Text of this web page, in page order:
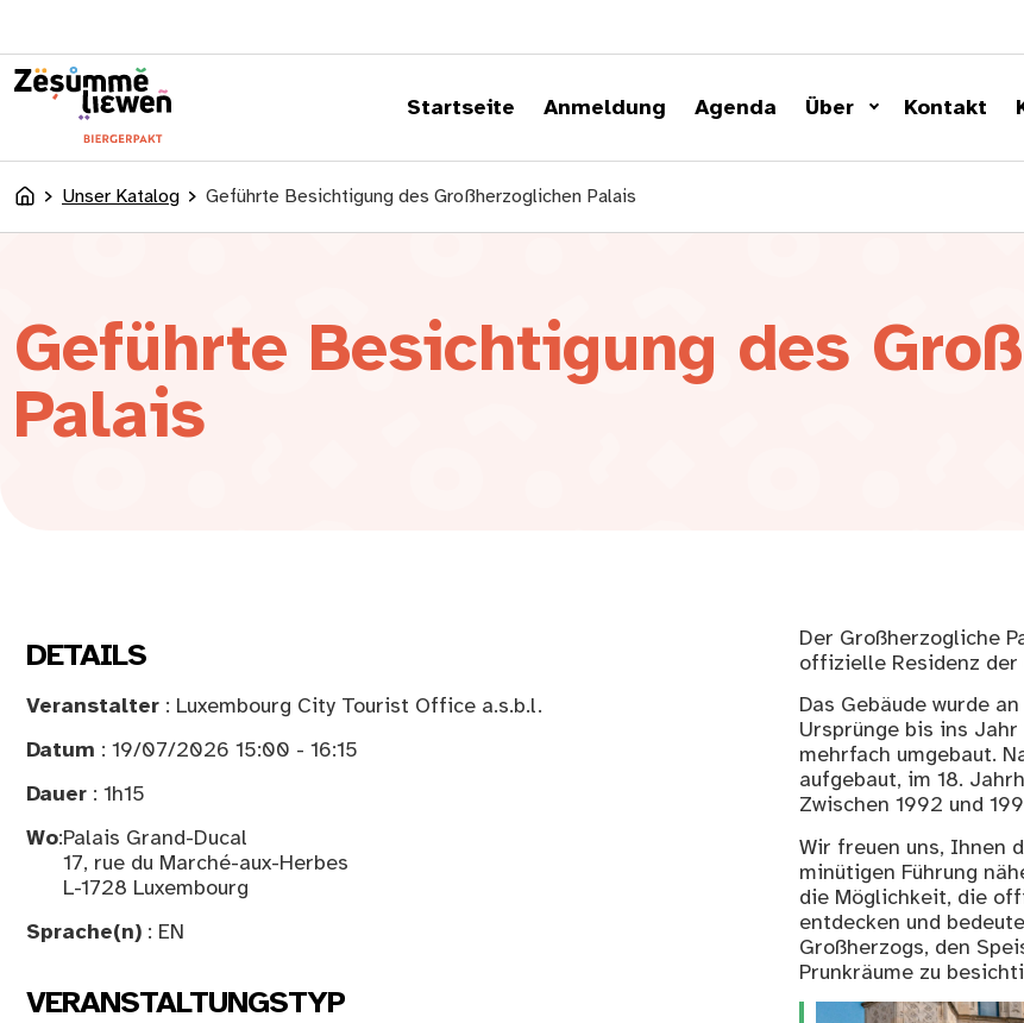
Startseite Anmeldung Agenda Über Kontakt
AccueilUnser Katalog Geführte Besichtigung des Großherzoglichen Palais
Geführte Besichtigung des
Palais
DETAILS
Veranstalter : Luxembourg City Tourist Office a.s.b.l.
Datum : 19/07/2026 15:00 - 16:15
Dauer : 1h15
Wo:Palais Grand-Ducal
17, rue du Marché-aux-Herbes
L-1728 Luxembourg
Sprache(n) : EN
VERANSTALTUNGSTYP
Der Großherzogliche
offizielle Residenz
Das Gebäude wurde
Ursprünge bis ins
mehrfach umgebaut.
aufgebaut, im 18.
Zwischen 1992 und
Wir freuen uns, Ihnen
minütigen Führung
die Möglichkeit, die
entdecken und
Großherzogs, den
Prunkräume zu